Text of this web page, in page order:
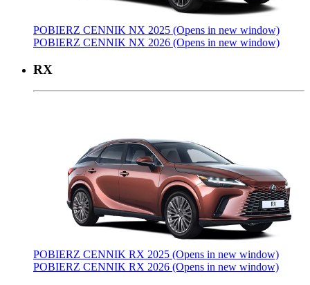
POBIERZ CENNIK NX 2025 (Opens in new window)
POBIERZ CENNIK NX 2026 (Opens in new window)
RX
POBIERZ CENNIK RX 2025 (Opens in new window)
POBIERZ CENNIK RX 2026 (Opens in new window)